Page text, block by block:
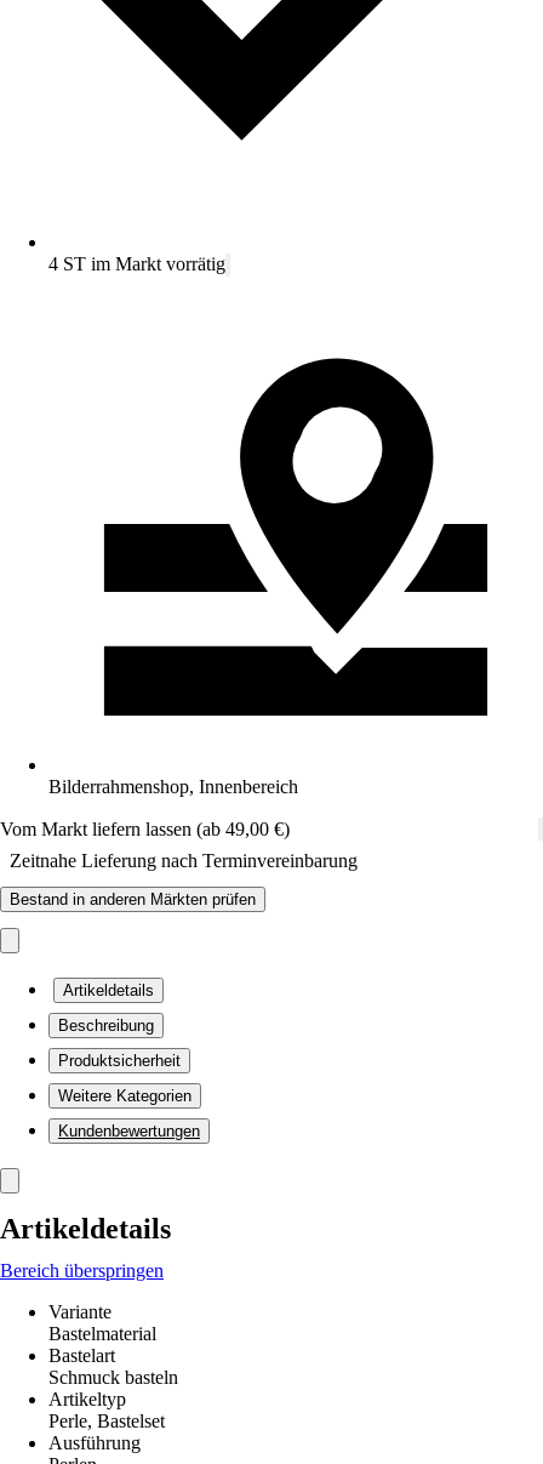
4 ST im Markt vorrätig
Bilderrahmenshop, Innenbereich
Vom Markt liefern lassen (ab 49,00 €)
Zeitnahe Lieferung nach Terminvereinbarung
Bestand in anderen Märkten prüfen
Artikeldetails
Beschreibung
Produktsicherheit
Weitere Kategorien
Kundenbewertungen
Artikeldetails
Bereich überspringen
Variante
Bastelmaterial
Bastelart
Schmuck basteln
Artikeltyp
Perle, Bastelset
Ausführung